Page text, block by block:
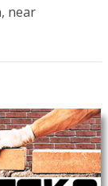
near